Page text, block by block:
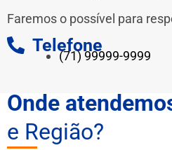
Faremos o possível para
Telefone
(71) 99999-9999
Onde
e Região?